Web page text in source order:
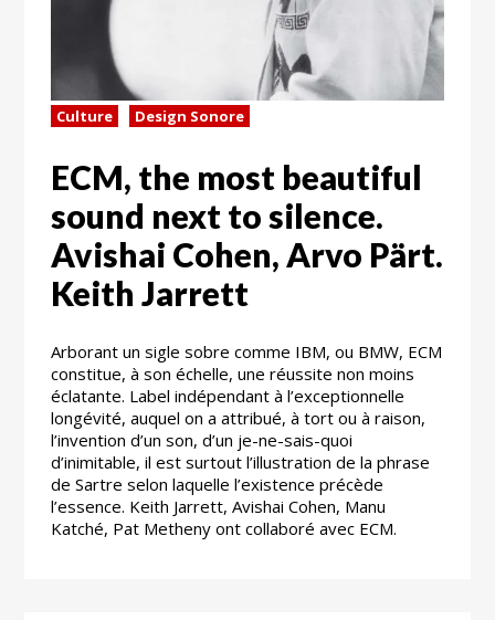
Culture Design Sonore
ECM, the most beautiful
sound next to silence.
Avishai Cohen, Arvo Pärt.
Keith Jarrett
Arborant un sigle sobre comme IBM, ou BMW, ECM
constitue, à son échelle, une réussite non moins
éclatante. Label indépendant à l’exceptionnelle
longévité, auquel on a attribué, à tort ou à raison,
l’invention d’un son, d’un je-ne-sais-quoi
d’inimitable, il est surtout l’illustration de la phrase
de Sartre selon laquelle l’existence précède
l’essence. Keith Jarrett, Avishai Cohen, Manu
Katché, Pat Metheny ont collaboré avec ECM.